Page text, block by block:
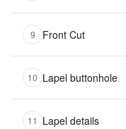
9 Front Cut
10 Lapel buttonhole
11 Lapel details